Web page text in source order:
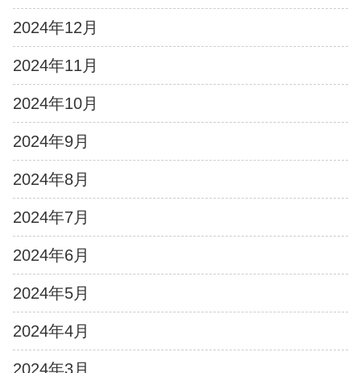
2024年12月
2024年11月
2024年10月
2024年9月
2024年8月
2024年7月
2024年6月
2024年5月
2024年4月
2024年3月